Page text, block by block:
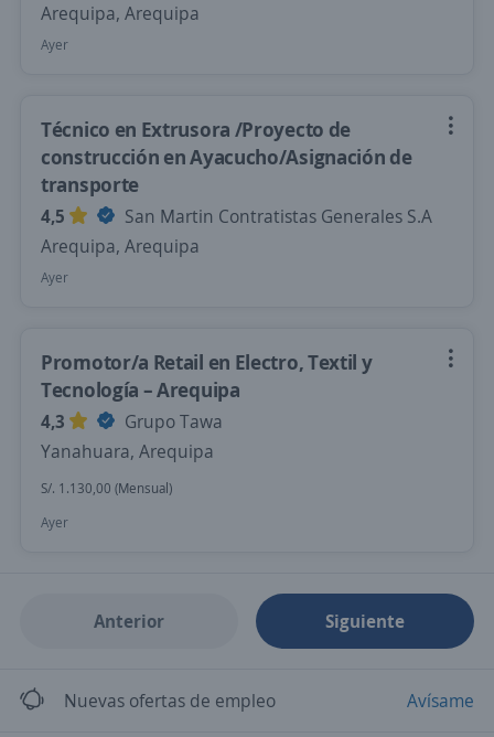
Arequipa, Arequipa
Ayer
Técnico en Extrusora /Proyecto de
construcción en Ayacucho/Asignación de
transporte
4,5
San Martin Contratistas Generales S.A
Arequipa, Arequipa
Ayer
Promotor/a Retail en Electro, Textil y
Tecnología – Arequipa
4,3
Grupo Tawa
Yanahuara, Arequipa
S/. 1.130,00 (Mensual)
Ayer
Anterior Siguiente
Nuevas ofertas de empleo Avísame